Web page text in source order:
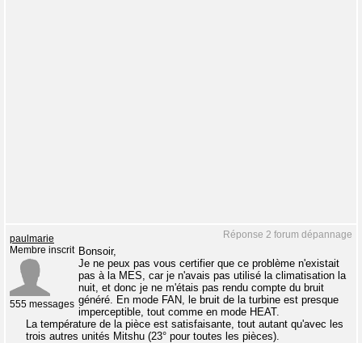
Réponse 2 forum dépannage
paulmarie
Membre inscrit
555 messages
Bonsoir,
Je ne peux pas vous certifier que ce problème n'existait
pas à la MES, car je n'avais pas utilisé la climatisation la
nuit, et donc je ne m'étais pas rendu compte du bruit
généré. En mode FAN, le bruit de la turbine est presque
imperceptible, tout comme en mode HEAT.
La température de la pièce est satisfaisante, tout autant qu'avec les
trois autres unités Mitshu (23° pour toutes les pièces).